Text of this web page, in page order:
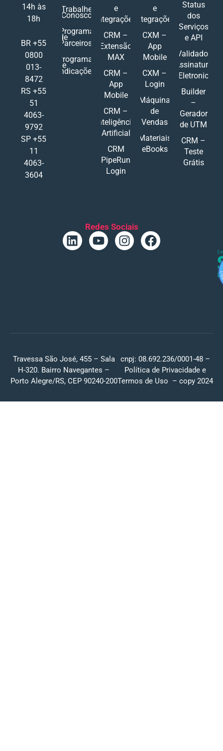
14h às
18h
BR +55
0800
013-
8472
RS +55
51
4063-
9792
SP +55
11
4063-
3604
Trabalhe
Conosco
Programa
de
Parceiros
Programa
de
Indicações
e
Integrações
CRM –
Extensão
MAX
CRM –
App
Mobile
CRM –
Inteligência
Artificial
CRM
PipeRun
Login
e
Integrações
CXM –
App
Mobile
CXM –
Login
Máquina
de
Vendas
Materiais
eBooks
Status
dos
Serviços
e API
Validador
Assinatura
Eletronic
Builder
–
Gerador
de UTM
CRM –
Teste
Grátis
Redes Sociais
Travessa São José, 455 – Sala
H-320. Bairro Navegantes –
Porto Alegre/RS, CEP 90240-200
cnpj: 08.692.236/0001-48 –
Política de Privacidade e
Termos de Uso – copy 2024